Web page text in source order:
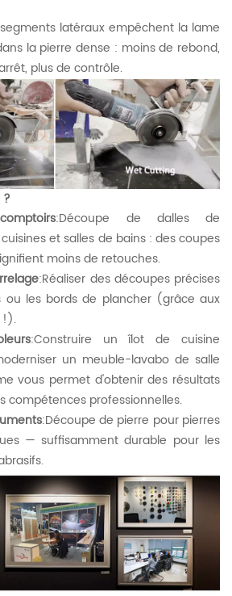
latéraux empêchent la lame
la pierre dense : moins de rebond,
plus de contrôle.
:Découpe de dalles de
et salles de bains : des coupes
moins de retouches.
:Réaliser des découpes précises
ou les bords de plancher (grâce aux
!).
:Construire un îlot de cuisine
un meuble-lavabo de salle
vous permet d'obtenir des résultats
compétences professionnelles.
:Découpe de pierre pour pierres
— suffisamment durable pour les